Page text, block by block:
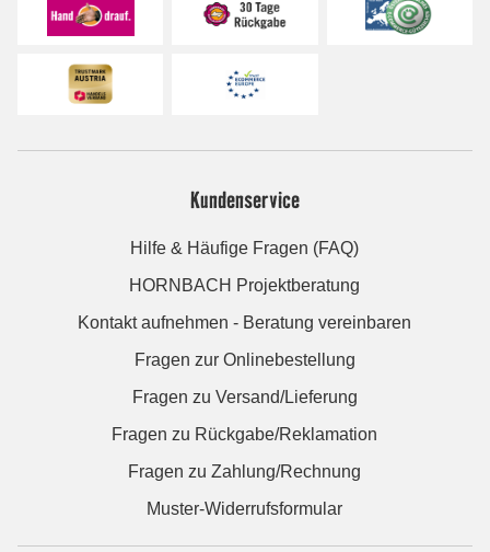
Kundenservice
Hilfe & Häufige Fragen (FAQ)
HORNBACH Projektberatung
Kontakt aufnehmen - Beratung vereinbaren
Fragen zur Onlinebestellung
Fragen zu Versand/Lieferung
Fragen zu Rückgabe/Reklamation
Fragen zu Zahlung/Rechnung
Muster-Widerrufsformular